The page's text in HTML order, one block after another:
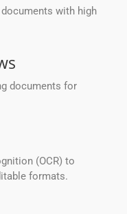
with high
documents for
(OCR) to
formats.